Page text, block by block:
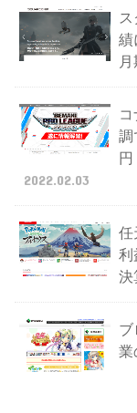
績
調
2022.02.03
任
利
決
ブ
業